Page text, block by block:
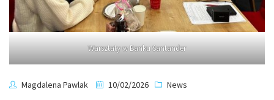
Warsztaty w Banku Santander
Magdalena Pawlak 10/02/2026 News